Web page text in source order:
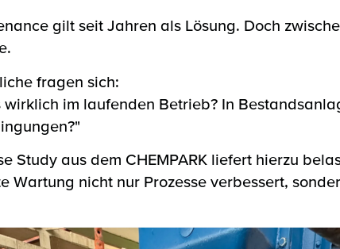
gilt seit Jahren als Lösung. Doch
fragen sich:
im laufenden Betrieb? In
Study aus dem CHEMPARK liefert hierzu
Wartung nicht nur Prozesse verbessert,